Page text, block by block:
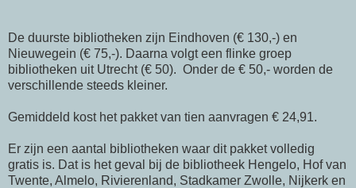
De duurste bibliotheken zijn Eindhoven (€ 130,-) en
Nieuwegein (€ 75,-). Daarna volgt een flinke groep
bibliotheken uit Utrecht (€ 50). Onder de € 50,- worden de
verschillende steeds kleiner.
Gemiddeld kost het pakket van tien aanvragen € 24,91.
Er zijn een aantal bibliotheken waar dit pakket volledig
gratis is. Dat is het geval bij de bibliotheek Hengelo, Hof van
Twente, Almelo, Rivierenland, Stadkamer Zwolle, Nijkerk en